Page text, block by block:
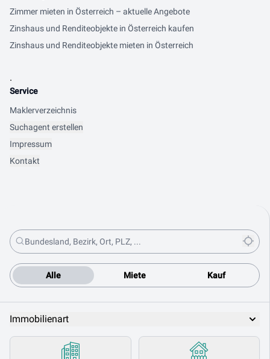
Alle Miete Kauf
Immobilienart
Zimmer mieten in Österreich – aktuelle Angebote
Zinshaus und Renditeobjekte in Österreich kaufen
Zinshaus und Renditeobjekte mieten in Österreich
.
Service
Maklerverzeichnis
Suchagent erstellen
Impressum
Kontakt